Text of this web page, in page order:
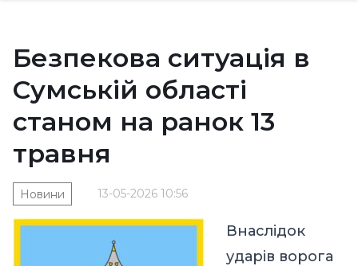
Безпекова ситуація в
Сумській області
станом на ранок 13
травня
13-05-2026 10:56
Новини
Внаслідок
ударів ворога